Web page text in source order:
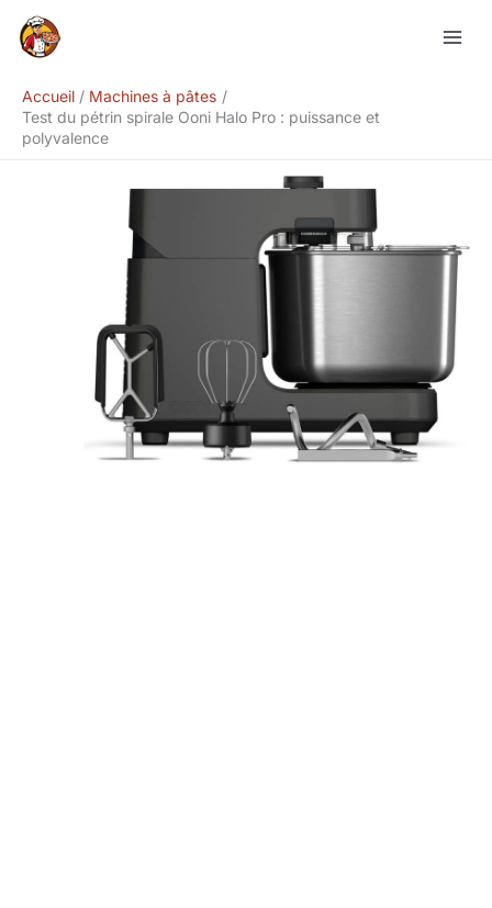
Accueil
Machines à pâtes
Test du pétrin spirale Ooni Halo Pro : puissance et
polyvalence
Rechercher